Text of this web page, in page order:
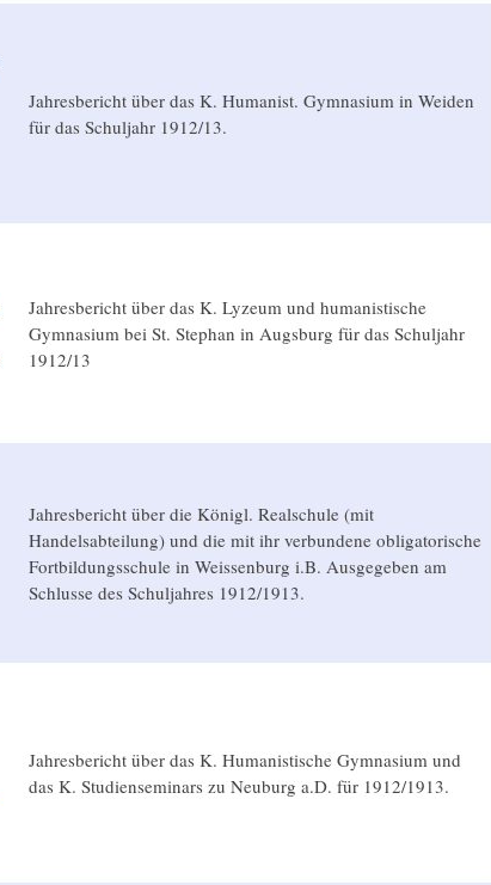
Jahresbericht über das K. Humanist. Gymnasium in Weiden
für das Schuljahr 1912/13.
Jahresbericht über das K. Lyzeum und humanistische
Gymnasium bei St. Stephan in Augsburg für das Schuljahr
1912/13
Jahresbericht über die Königl. Realschule (mit
Handelsabteilung) und die mit ihr verbundene obligatorische
Fortbildungsschule in Weissenburg i.B. Ausgegeben am
Schlusse des Schuljahres 1912/1913.
Jahresbericht über das K. Humanistische Gymnasium und
das K. Studienseminars zu Neuburg a.D. für 1912/1913.